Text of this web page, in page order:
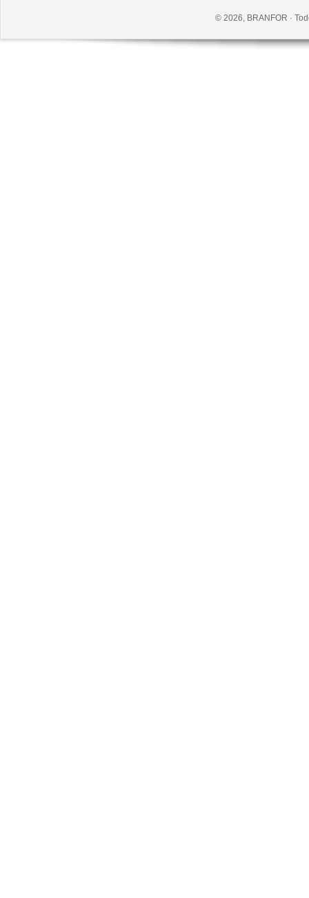
© 2026, BRANFOR ·